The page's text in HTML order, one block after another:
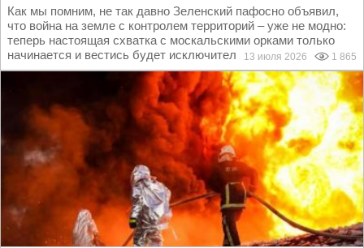
Как мы помним, не так давно Зеленский пафосно объявил,
что война на земле с контролем территорий – уже не модно:
теперь настоящая схватка с москальскими орками только
начинается и вестись будет исключительно в...13 июля 2026 1 865